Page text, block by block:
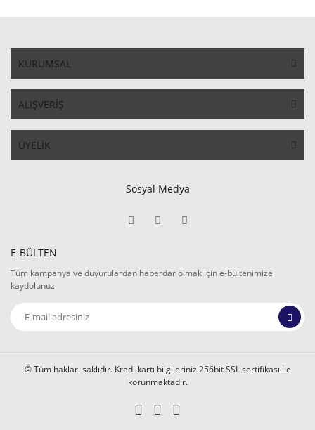
KURUMSAL
ALIŞVERİŞ
ÜYELİK
Sosyal Medya
E-BÜLTEN
Tüm kampanya ve duyurulardan haberdar olmak için e-bültenimize
kaydolunuz.
© Tüm hakları saklıdır. Kredi kartı bilgileriniz 256bit SSL sertifikası ile
korunmaktadır.